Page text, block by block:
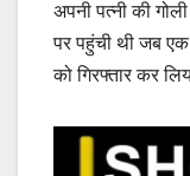
अपनी पत्नी की
पर पहुंची थी जब
को गिरफ्तार कर